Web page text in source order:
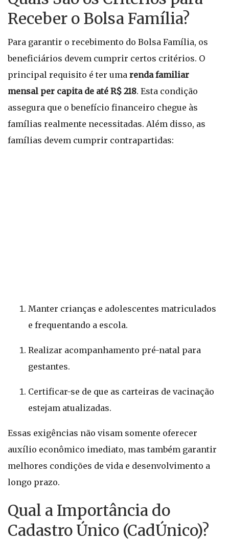
Receber o Bolsa Família?
Para garantir o recebimento do Bolsa Família, os
beneficiários devem cumprir certos critérios. O
principal requisito é ter uma renda familiar
mensal per capita de até R$ 218. Esta condição
assegura que o benefício financeiro chegue às
famílias realmente necessitadas. Além disso, as
famílias devem cumprir contrapartidas:
Manter crianças e adolescentes matriculados
e frequentando a escola.
Realizar acompanhamento pré-natal para
gestantes.
Certificar-se de que as carteiras de vacinação
estejam atualizadas.
Essas exigências não visam somente oferecer
auxílio econômico imediato, mas também garantir
melhores condições de vida e desenvolvimento a
longo prazo.
Qual a Importância do
Cadastro Único (CadÚnico)?